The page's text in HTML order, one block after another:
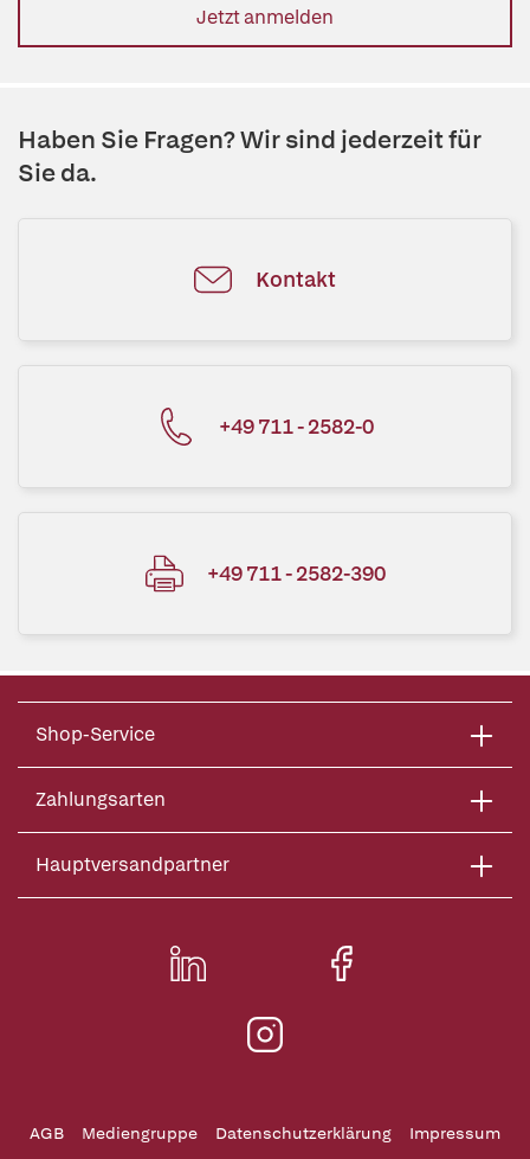
Jetzt anmelden
Haben Sie Fragen? Wir sind jederzeit für
Sie da.
Kontakt
+49 711 - 2582-0
+49 711 - 2582-390
Shop-Service
Zahlungsarten
Hauptversandpartner
AGB Mediengruppe Datenschutzerklärung
Impressum